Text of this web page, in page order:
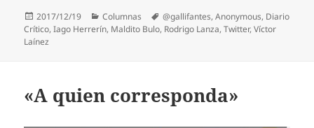
Publicado
el
2017/12/19 Categorías
Columnas Etiquetas
@gallifantes,Anonymous, Diario
Crítico,Iago Herrerín, Maldito Bulo, Rodrigo Lanza,Twitter,Víctor
Laínez
«A quien corresponda»